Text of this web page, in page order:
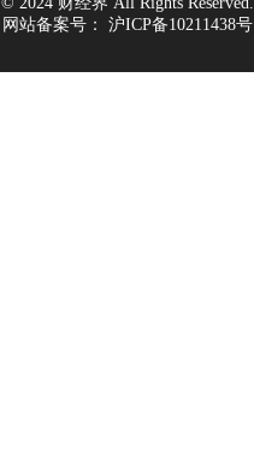
网站备案号：
沪ICP备10211438号